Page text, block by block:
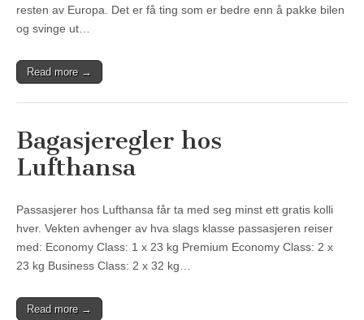
resten av Europa. Det er få ting som er bedre enn å pakke bilen
og svinge ut…
Read more →
Bagasjeregler hos
Lufthansa
Passasjerer hos Lufthansa får ta med seg minst ett gratis kolli
hver. Vekten avhenger av hva slags klasse passasjeren reiser
med: Economy Class: 1 x 23 kg Premium Economy Class: 2 x
23 kg Business Class: 2 x 32 kg…
Read more →